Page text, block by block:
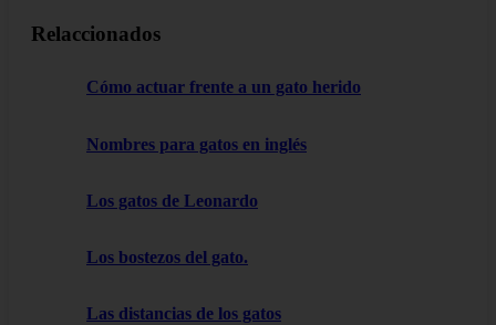
Relaccionados
Cómo actuar frente a un gato herido
Nombres para gatos en inglés
Los gatos de Leonardo
Los bostezos del gato.
Las distancias de los gatos